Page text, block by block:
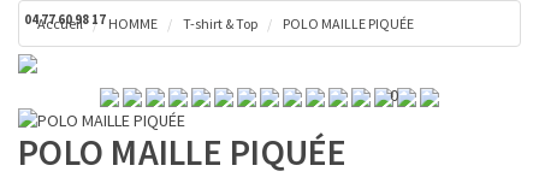
04 77 60 98 17
0
Accueil HOMME T-shirt & Top POLO MAILLE PIQUÉE
POLO MAILLE PIQUÉE